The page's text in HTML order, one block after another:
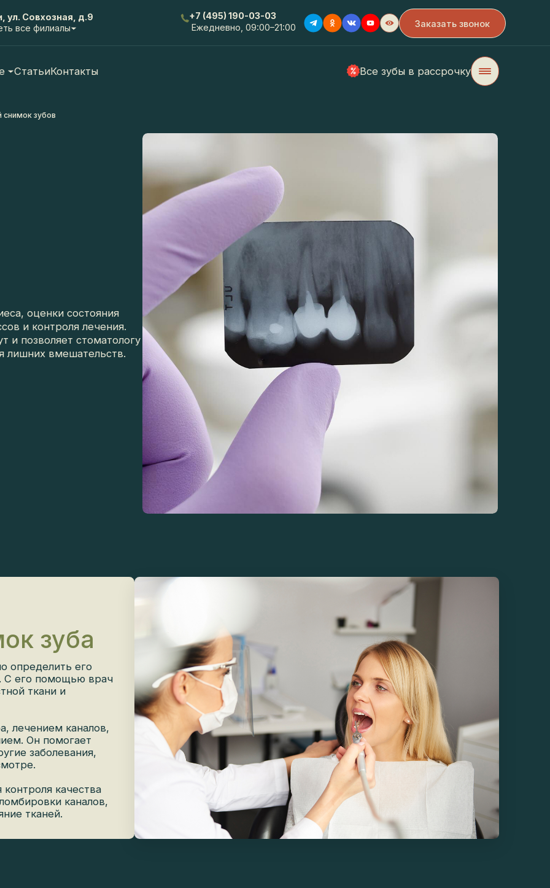
Совхозная, д.9
все филиалы
+7 (495) 190-03-03
Ежедневно, 09:00–21:00 Заказать звонок
СтатьиКонтакты Все зубы в рассрочку
зубов
оценки состояния
и контроля лечения.
позволяет стоматологу
вмешательств.
зуба
его
его помощью врач
ткани и
каналов,
заболевания,
качества
тканей.